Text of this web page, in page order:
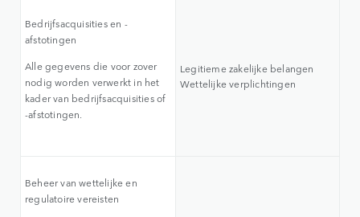
Bedrijfsacquisities en -
afstotingen
Alle gegevens die voor zover
nodig worden verwerkt in het
kader van bedrijfsacquisities of
-afstotingen.
Legitieme zakelijke belangen
Wettelijke verplichtingen
Beheer van wettelijke en
regulatoire vereisten